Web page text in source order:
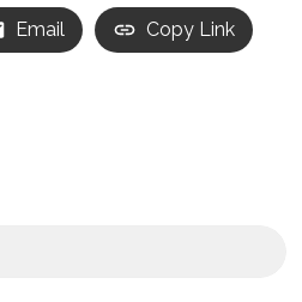
Email Copy Link